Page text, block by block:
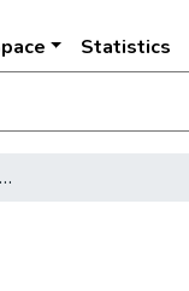
Statistics
[A Rudas gyógyfürdő medencéje]